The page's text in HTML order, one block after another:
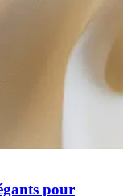
pour